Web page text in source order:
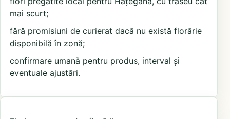
mai scurt;
fără promisiuni de curierat dacă nu există florărie
disponibilă în zonă;
confirmare umană pentru produs, interval și
eventuale ajustări.